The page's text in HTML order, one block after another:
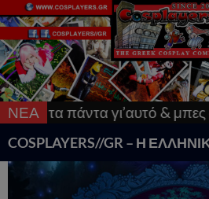
ΝΕΑ
μπες στο [Updated]
CONTENT